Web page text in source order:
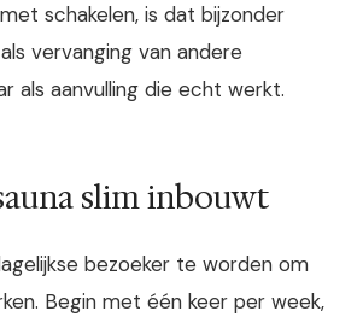
schakelen, is dat bijzonder
vervanging van andere
als aanvulling die echt werkt.
slim inbouwt
bezoeker te worden om
Begin met één keer per week,